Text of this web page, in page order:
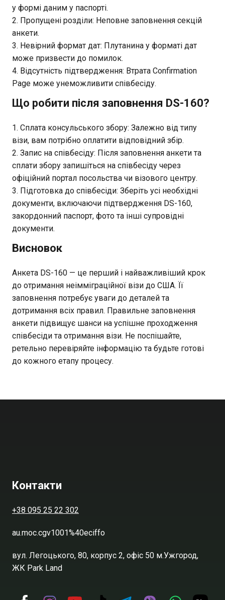
у формі даним у паспорті.
Пропущені розділи: Неповне заповнення секцій
анкети.
Невірний формат дат: Плутанина у форматі дат
може призвести до помилок.
Відсутність підтвердження: Втрата Confirmation
Page може унеможливити співбесіду.
Що робити після заповнення DS-160?
Сплата консульського збору: Залежно від типу
візи, вам потрібно оплатити відповідний збір.
Запис на співбесіду: Після заповнення анкети та
сплати збору запишіться на співбесіду через
офіційний портал посольства чи візового центру.
Підготовка до співбесіди: Зберіть усі необхідні
документи, включаючи підтвердження DS-160,
закордонний паспорт, фото та інші супровідні
документи.
Висновок
Анкета DS-160 — це перший і найважливіший крок
до отримання неімміграційної візи до США. Її
заповнення потребує уваги до деталей та
дотримання всіх правил. Правильне заповнення
анкети підвищує шанси на успішне проходження
співбесіди та отримання візи. Не поспішайте,
ретельно перевіряйте інформацію та будьте готові
до кожного етапу процесу.
Контакти
+38 095 25 22 302
au.moc.cgv1001%40eciffo
вул. Легоцького, 80, корпус 2, офіс 50 м.Ужгород,
ЖК Park Land